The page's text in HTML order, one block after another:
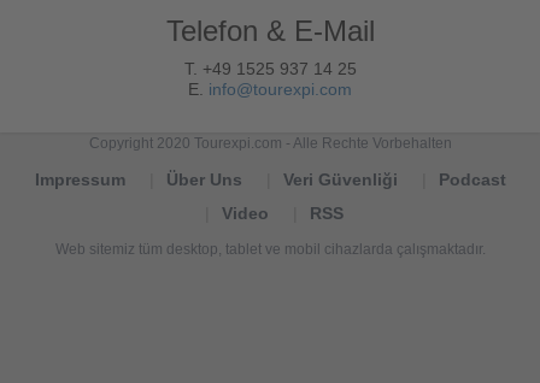
Telefon & E-Mail
T. +49 1525 937 14 25
E. info@tourexpi.com
Copyright 2020 Tourexpi.com - Alle Rechte Vorbehalten
Impressum Über Uns Veri Güvenliği
Podcast
Video
RSS
Web sitemiz tüm desktop, tablet ve mobil cihazlarda çalışmaktadır.